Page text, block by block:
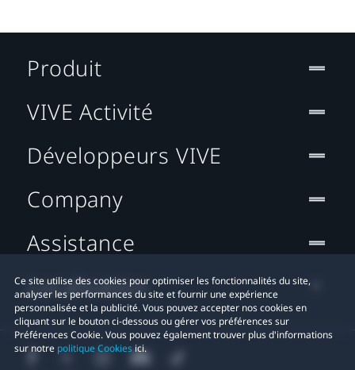
Ce site utilise des cookies pour optimiser les fonctionnalités du site,
analyser les performances du site et fournir une expérience
personnalisée et la publicité. Vous pouvez accepter nos cookies en
cliquant sur le bouton ci-dessous ou gérer vos préférences sur
Préférences Cookie. Vous pouvez également trouver plus d'informations
sur notre politique Cookiesici.
Produit
VIVE Activité
Développeurs VIVE
Company
Assistance
Localisation